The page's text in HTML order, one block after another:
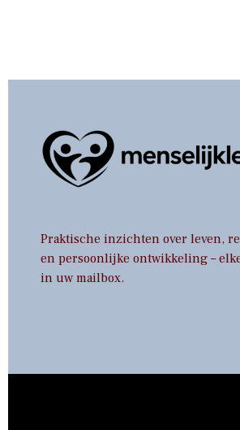
Praktische inzichten over leven,
en persoonlijke ontwikkeling –
in uw mailbox.